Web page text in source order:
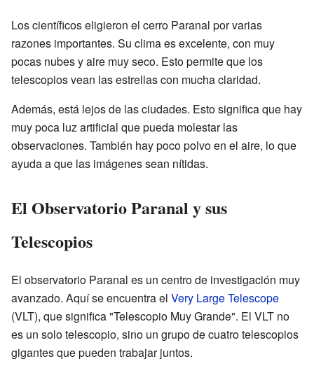
Los científicos eligieron el cerro Paranal por varias
razones importantes. Su clima es excelente, con muy
pocas nubes y aire muy seco. Esto permite que los
telescopios vean las estrellas con mucha claridad.
Además, está lejos de las ciudades. Esto significa que hay
muy poca luz artificial que pueda molestar las
observaciones. También hay poco polvo en el aire, lo que
ayuda a que las imágenes sean nítidas.
El Observatorio Paranal y sus
Telescopios
El observatorio Paranal es un centro de investigación muy
avanzado. Aquí se encuentra el Very Large Telescope
(VLT), que significa "Telescopio Muy Grande". El VLT no
es un solo telescopio, sino un grupo de cuatro telescopios
gigantes que pueden trabajar juntos.